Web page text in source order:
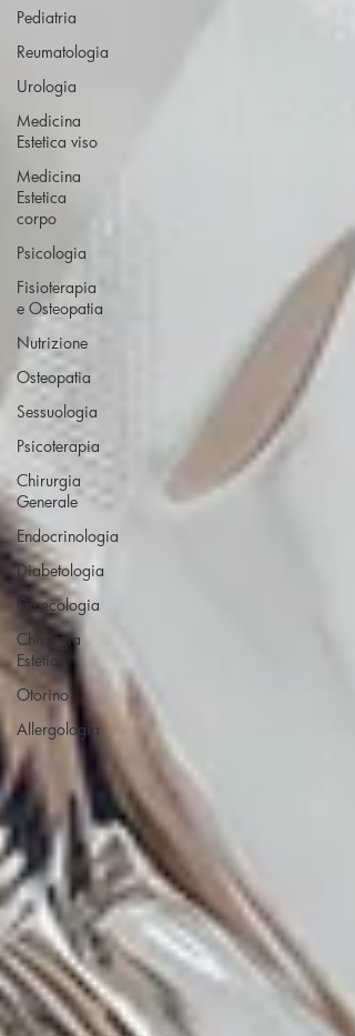
Pediatria
Reumatologia
Urologia
Medicina
Estetica viso
Medicina
Estetica
corpo
Psicologia
Fisioterapia
e Osteopatia
Nutrizione
Osteopatia
Sessuologia
Psicoterapia
Chirurgia
Generale
Endocrinologia
Diabetologia
Ginecologia
Chirurgia
Estetica
Otorino
Allergologia